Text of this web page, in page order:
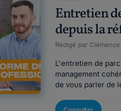
Entretien
depuis la
Rédigé par
L'entretien de
management
de vous parler de